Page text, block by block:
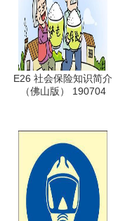
E26 社会保险知识简介
（佛山版） 190704